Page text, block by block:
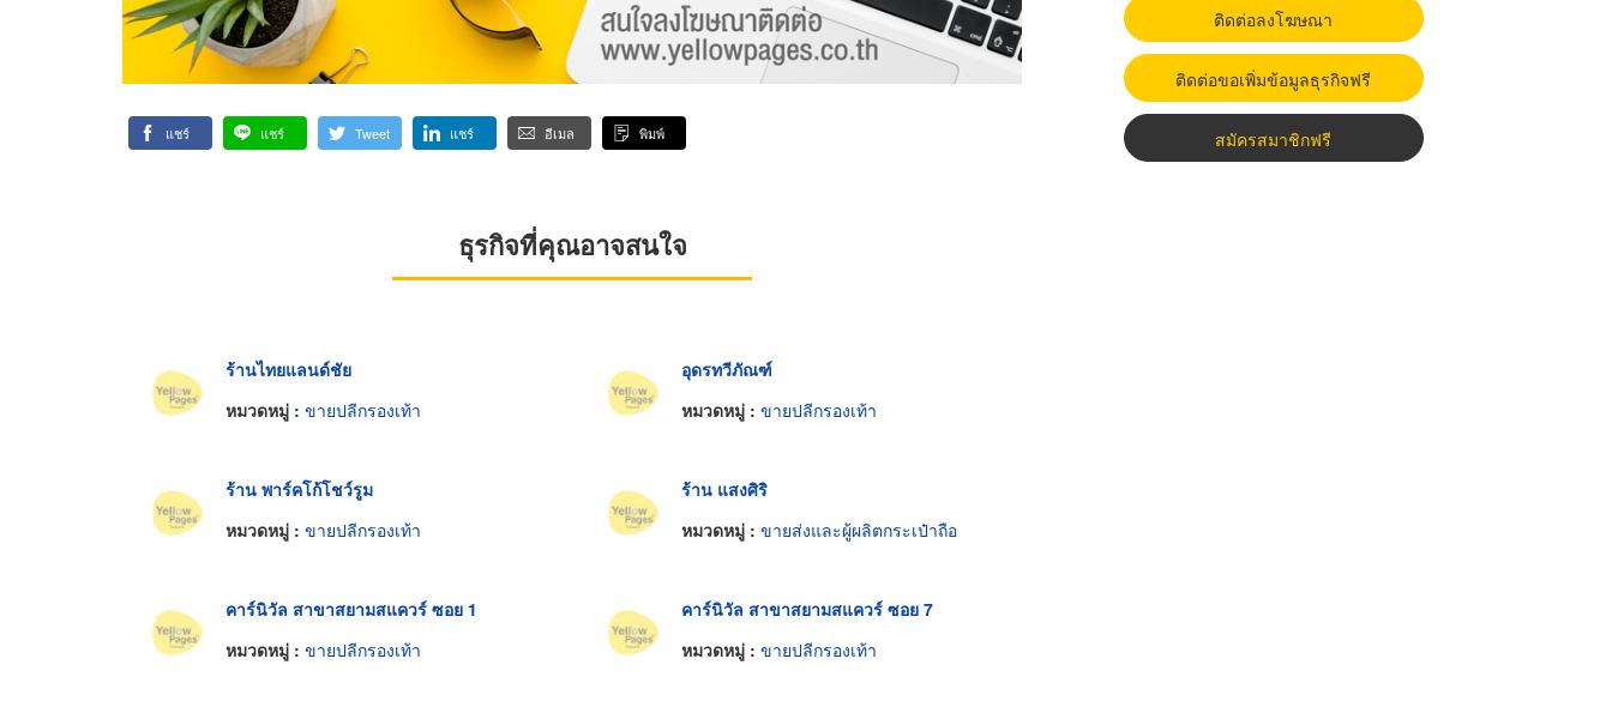
แชร์ แชร์ Tweet แชร์ อีเมล พิมพ์
ธุรกิจที่คุณอาจสนใจ
ร้านไทยแลนด์ชัย
หมวดหมู่ : ขายปลีกรองเท้า
อุดรทวีภัณฑ์
หมวดหมู่ : ขายปลีกรองเท้า
ร้าน พาร์คโก้โชว์รูม
หมวดหมู่ : ขายปลีกรองเท้า
ร้าน แสงศิริ
หมวดหมู่ : ขายส่งและผู้ผลิตกระเป๋าถือ
คาร์นิวัล สาขาสยามสแควร์ ซอย 1
หมวดหมู่ : ขายปลีกรองเท้า
คาร์นิวัล สาขาสยามสแควร์ ซอย 7
หมวดหมู่ : ขายปลีกรองเท้า
ติดต่อลงโฆษณา
ติดต่อขอเพิ่มข้อมูลธุรกิจฟรี
สมัครสมาชิกฟรี